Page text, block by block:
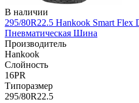
В наличии
295/80R22.5 Hankook Smart
Пневматическая Шина
Производитель
Hankook
Слойность
16PR
Типоразмер
295/80R22.5